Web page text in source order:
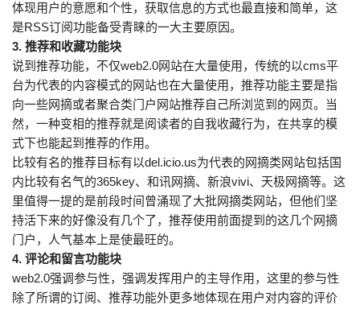
体现用户的意愿和个性，获取信息的方式也最直接和简单，这
是RSS订阅功能备受青睐的一大主要原因。
3. 推荐和收藏功能块
说到推荐功能，不仅web2.0网站在大量使用，传统的以cms平
台为代表的内容模式的网站也在大量使用，推荐功能主要是指
向一些网摘或者聚合类门户网站推荐自己所浏览到的网页。当
然，一种变相的推荐就是阅读者的自我收藏行为，在共享的模
式下也能起到推荐的作用。
比较有名的推荐目标有以del.icio.us为代表的网摘类网站包括国
内比较有名气的365key、和讯网摘、新浪vivi、天极网摘等。这
里值得一提的是前段时间曾涌现了大批网摘类网站，但他们坚
持活下来的好像没有几个了，推荐使用前面提到的这几个网摘
门户，人气基本上是使最旺的。
4. 评论和留言功能块
web2.0强调参与性，强调发挥用户的主导作用，这里的参与性
除了所谓的订阅、推荐功能外更多地体现在用户对内容的评价